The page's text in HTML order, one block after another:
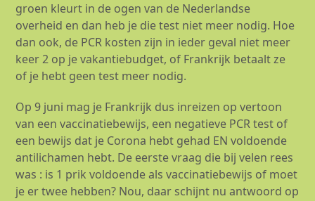
groen kleurt in de ogen van de Nederlandse
overheid en dan heb je die test niet meer nodig. Hoe
dan ook, de PCR kosten zijn in ieder geval niet meer
keer 2 op je vakantiebudget, of Frankrijk betaalt ze
of je hebt geen test meer nodig.
Op 9 juni mag je Frankrijk dus inreizen op vertoon
van een vaccinatiebewijs, een negatieve PCR test of
een bewijs dat je Corona hebt gehad EN voldoende
antilichamen hebt. De eerste vraag die bij velen rees
was : is 1 prik voldoende als vaccinatiebewijs of moet
je er twee hebben? Nou, daar schijnt nu antwoord op